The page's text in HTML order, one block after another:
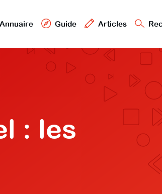
Annuaire Guide Articles
: les